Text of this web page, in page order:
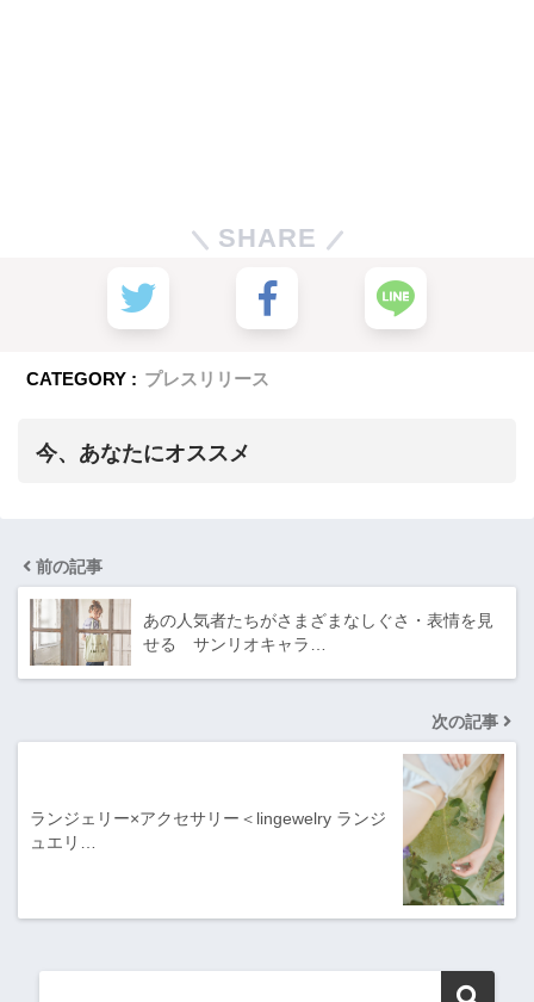
SHARE
CATEGORY : プレスリリース
今、あなたにオススメ
前の記事
あの人気者たちがさまざまなしぐさ・表情を見
せる サンリオキャラ…
次の記事
ランジェリー×アクセサリー＜lingewelry ランジ
ュエリ…